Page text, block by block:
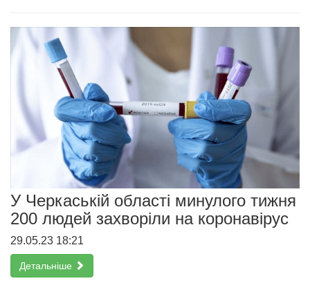
У Черкаській області минулого тижня
200 людей захворіли на коронавірус
29.05.23 18:21
Детальніше